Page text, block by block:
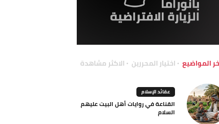
المواضيع اختيار المحررين الاكثر مشاهدة
عقائد الإسلام
القناعة في روايات أهل البيت عليهم
السلام